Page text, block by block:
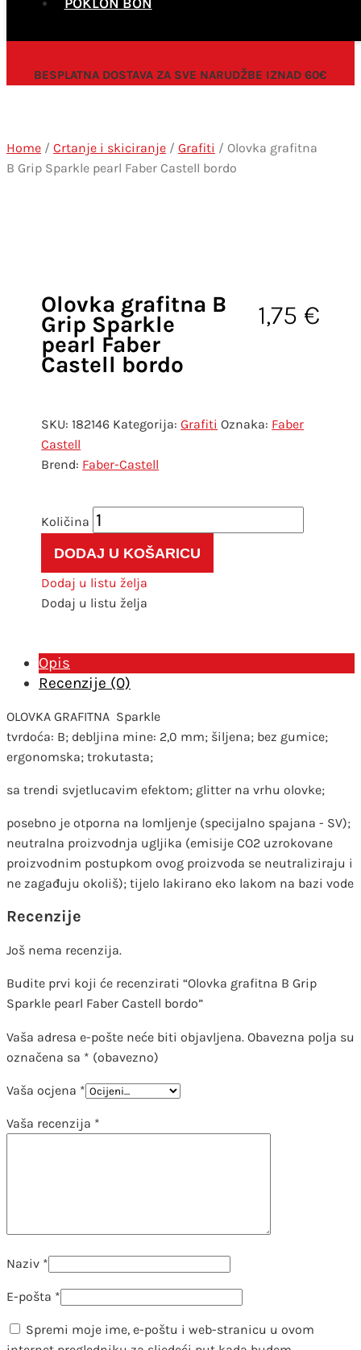
BESPLATNA DOSTAVA ZA SVE NARUDŽBE IZNAD 60€
Home / Crtanje i skiciranje / Grafiti / Olovka grafitna
B Grip Sparkle pearl Faber Castell bordo
Olovka grafitna B
Grip Sparkle
pearl Faber
Castell bordo
1,75 €
SKU:182146 Kategorija:Grafiti Oznaka: Faber
Castell
Faber-Castell
Olovka
grafitna
B
Grip
Sparkle
Castell
bordo
količina
DODAJ U KOŠARICU
Dodaj u listu želja
Dodaj u listu želja
Opis
Recenzije (0)
OLOVKA GRAFITNA Sparkle
tvrdoća: B; debljina mine: 2,0 mm; šiljena; bez gumice;
ergonomska; trokutasta;
sa trendi svjetlucavim efektom; glitter na vrhu olovke;
posebno je otporna na lomljenje (specijalno spajana - SV);
neutralna proizvodnja ugljika (emisije CO2 uzrokovane
proizvodnim postupkom ovog proizvoda se neutraliziraju i
ne zagađuju okoliš); tijelo lakirano eko lakom na bazi vode
Recenzije
Još nema recenzija.
Budite prvi koji će recenzirati “Olovka grafitna B Grip
Sparkle pearl Faber Castell bordo”
Vaša adresa e-pošte neće biti objavljena. Obavezna polja su
označena sa * (obavezno)
Vaša ocjena *
Vaša recenzija *
Naziv *
E-pošta *
Spremi moje ime, e-poštu i web-stranicu u ovom